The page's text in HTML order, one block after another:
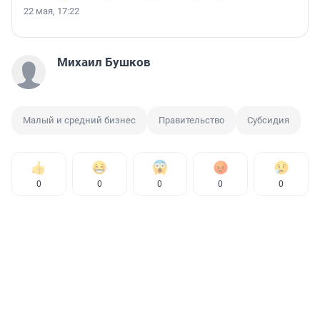
22 мая, 17:22
Михаил Бушков
Малый и средний бизнес Правительство Субсидия
0 0 0 0 0